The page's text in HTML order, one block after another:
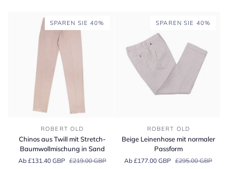
SPAREN SIE 40%
aus
Twill
Stretch-
ROBERT OLD
Chinos aus Twill mit Stretch-
Baumwollmischung in Sand
Ab £131.40 GBP £219.00 GBP
SPAREN SIE 40%
Leinenhose
Passform
ROBERT OLD
Beige Leinenhose mit normaler
Passform
Ab £177.00 GBP £295.00 GBP